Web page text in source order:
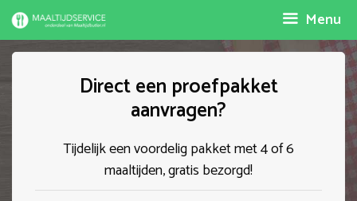
Spring
naar
inhoud
Menu
Direct een proefpakket
aanvragen?
Tijdelijk een voordelig pakket met 4 of 6
maaltijden, gratis bezorgd!